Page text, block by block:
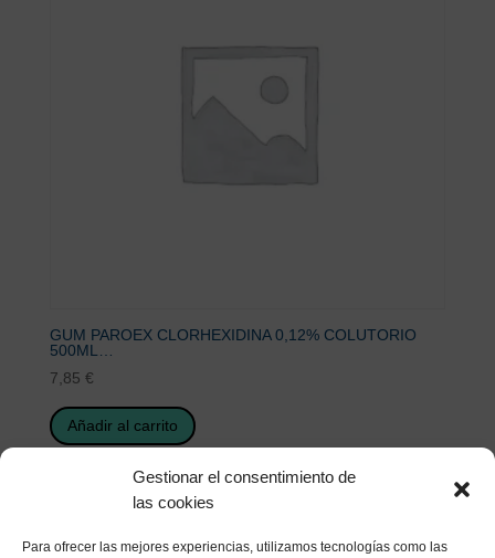
Gestionar el consentimiento de
las cookies
Para ofrecer las mejores experiencias, utilizamos tecnologías como las
GUM PAROEX CLORHEXIDINA 0,12% COLUTORIO
500ML…
7,85 €
Añadir al carrito